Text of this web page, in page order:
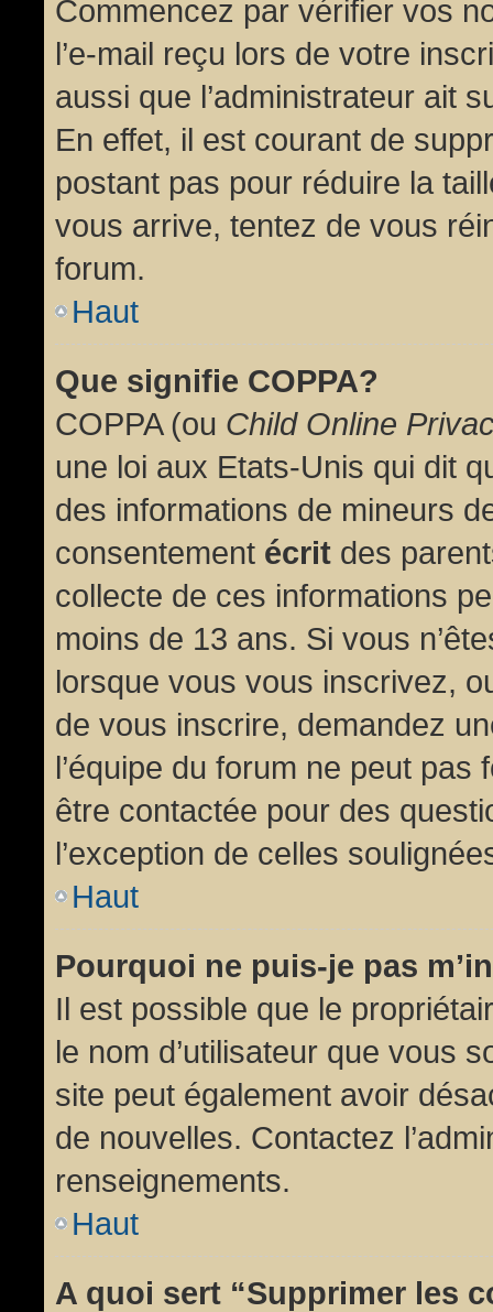
Commencez par vérifier vos
l’e-mail reçu lors de votre
aussi que l’administrateur ait
En effet, il est courant de
postant pas pour réduire la
vous arrive, tentez de vous
forum.
Haut
Que signifie COPPA?
COPPA (ou Child Online
une loi aux Etats-Unis qui dit
des informations de mineurs
consentement écrit des
collecte de ces informations
moins de 13 ans. Si vous
lorsque vous vous inscrivez,
de vous inscrire, demandez
l’équipe du forum ne peut
être contactée pour des
l’exception de celles
Haut
Pourquoi ne puis-je pas
Il est possible que le
le nom d’utilisateur que vous
site peut également avoir
de nouvelles. Contactez
renseignements.
Haut
A quoi sert “Supprimer les